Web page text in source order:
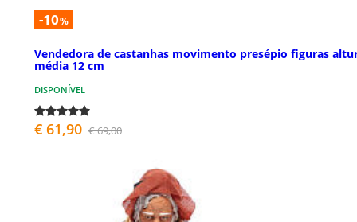
-10%
Vendedora de castanhas movimento presépio figuras
média 12 cm
DISPONÍVEL
€ 61,90 € 69,00